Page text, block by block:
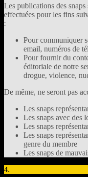
Les publications des
effectuées pour les fins
:
Pour communiquer
email, numéros de
Pour fournir du
éditoriale de notre
drogue, violence,
De même, ne seront pas
Les snaps
Les snaps avec des
Les snaps
Les snaps
genre du membre
Les snaps de
4.